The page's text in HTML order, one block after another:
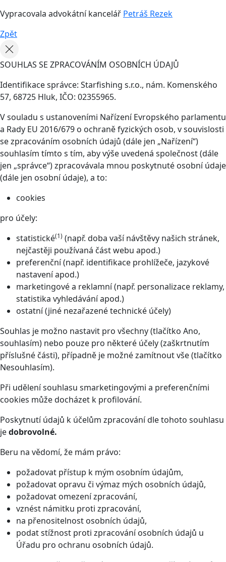
Vypracovala advokátní kancelář Petráš Rezek
Zpět
SOUHLAS SE ZPRACOVÁNÍM OSOBNÍCH ÚDAJŮ
Identifikace správce: Starfishing s.r.o., nám. Komenského
57, 68725 Hluk, IČO: 02355965.
V souladu s ustanoveními Nařízení Evropského parlamentu
a Rady EU 2016/679 o ochraně fyzických osob, v souvislosti
se zpracováním osobních údajů (dále jen „Nařízení“)
souhlasím tímto s tím, aby výše uvedená společnost (dále
jen „správce“) zpracovávala mnou poskytnuté osobní údaje
(dále jen osobní údaje), a to:
cookies
pro účely:
statistické(1) (např. doba vaší návštěvy našich stránek,
nejčastěji používaná část webu apod.)
preferenční (např. identifikace prohlížeče, jazykové
nastavení apod.)
marketingové a reklamní (např. personalizace reklamy,
statistika vyhledávání apod.)
ostatní (jiné nezařazené technické účely)
Souhlas je možno nastavit pro všechny (tlačítko Ano,
souhlasím) nebo pouze pro některé účely (zaškrtnutím
příslušné části), případně je možné zamítnout vše (tlačítko
Nesouhlasím).
Při udělení souhlasu smarketingovými a preferenčními
cookies může docházet k profilování.
Poskytnutí údajů k účelům zpracování dle tohoto souhlasu
jedobrovolné.
Beru na vědomí, že mám právo:
požadovat přístup k mým osobním údajům,
požadovat opravu či výmaz mých osobních údajů,
požadovat omezení zpracování,
vznést námitku proti zpracování,
na přenositelnost osobních údajů,
podat stížnost proti zpracování osobních údajů u
Úřadu pro ochranu osobních údajů.